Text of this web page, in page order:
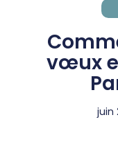
vœux
juin